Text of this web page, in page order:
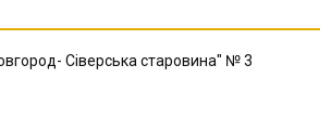
Сіверська старовина" № 3